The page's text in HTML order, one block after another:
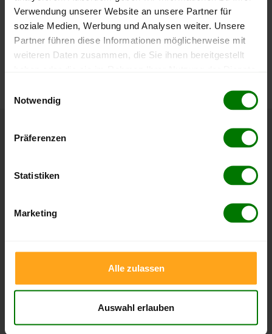
Verwendung unserer Website an unsere Partner für
soziale Medien, Werbung und Analysen weiter. Unsere
Partner führen diese Informationen möglicherweise mit
weiteren Daten zusammen, die Sie ihnen bereitgestellt
Notwendig
Präferenzen
Statistiken
Marketing
Alle zulassen
Auswahl erlauben
lose Ware Sackware
Die aktuelle Preisentwicklung für Holzpellets in Deutschland
können Sie jederzeit auf unsererPelletspreise-Seite
Höchst- und Tiefststände der
Pelletspreise für lose Holzpellets und Holzpellets
Sackware in Hürth
. Das dazugehörige Datum zeigt, wann
wurde.
Lose Holzpellets
Zeitraum Höchststand
Tiefststand